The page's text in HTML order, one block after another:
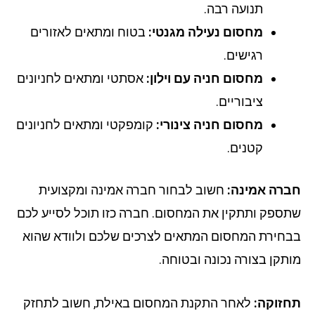
תנועה רבה.
מחסום נעילה מגנטי:בטוח ומתאים לאזורים
רגישים.
מחסום חניה עם וילון: אסתטי ומתאים לחניונים
ציבוריים.
מחסום חניה צינורי:קומפקטי ומתאים לחניונים
קטנים.
אמינה:חשוב לבחור חברה אמינה ומקצועית
ותתקין את המחסום. חברה כזו תוכל לסייע לכם
המחסום המתאים לצרכים שלכם ולוודא שהוא
בצורה נכונה ובטוחה.
לאחר התקנת המחסום באילת, חשוב לתחזק